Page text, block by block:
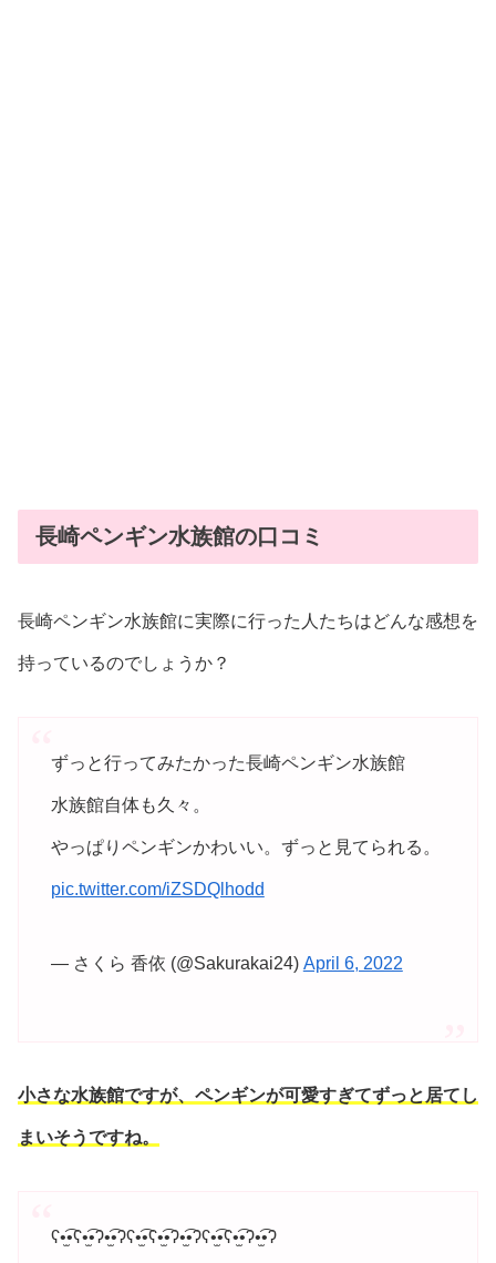
長崎ペンギン水族館の口コミ
長崎ペンギン水族館に実際に行った人たちはどんな感想を
持っているのでしょうか？
ずっと行ってみたかった長崎ペンギン水族館
水族館自体も久々。
やっぱりペンギンかわいい。ずっと見てられる。
pic.twitter.com/iZSDQlhodd
— さくら 香依 (@Sakurakai24) April 6, 2022
小さな水族館ですが、ペンギンが可愛すぎてずっと居てし
まいそうですね。
ʕ•̫͡•ʕ•̫͡•ʔ•̫͡•ʔʕ•̫͡•ʕ•̫͡•ʔ•̫͡•ʔʕ•̫͡•ʕ•̫͡•ʔ•̫͡•ʔ